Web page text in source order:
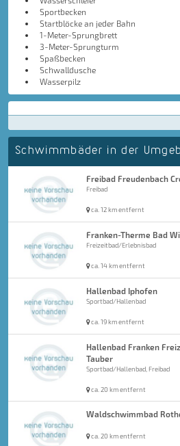
Sportbecken
Startblöcke an jeder Bahn
1-Meter-Sprungbrett
3-Meter-Sprungturm
Spaßbecken
Schwalldusche
Wasserpilz
Schwimmbäder in der
Freibad Freudenbach
Freibad
ca. 12 km entfernt
Franken-Therme Bad
Freizeitbad/Erlebnisbad
ca. 14 km entfernt
Hallenbad Iphofen
Sportbad/Hallenbad
ca. 19 km entfernt
Hallenbad Franken
Tauber
Sportbad/Hallenbad, Freibad
ca. 20 km entfernt
Waldschwimmbad
ca. 20 km entfernt